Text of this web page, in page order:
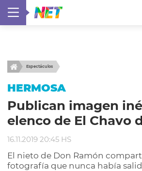
Espectáculos
HERMOSA
Publican imagen
elenco de El Chavo
16.11.2019 20:45 HS
El nieto de Don Ramón
fotografía que nunca había